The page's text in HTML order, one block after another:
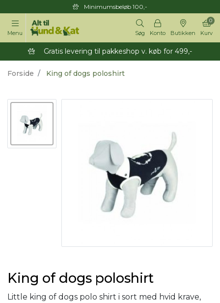
Minimumsbeløb 100,-
Menu Søg Konto Butikken Kurv
0
Gratis levering til pakkeshop v. køb for 499,-
Forside King of dogs poloshirt
King of dogs poloshirt
Little king of dogs polo shirt i sort med hvid krave,